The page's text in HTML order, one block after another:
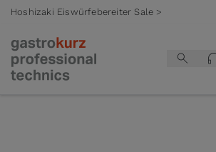
Hoshizaki Eiswürfebereiter Sale >